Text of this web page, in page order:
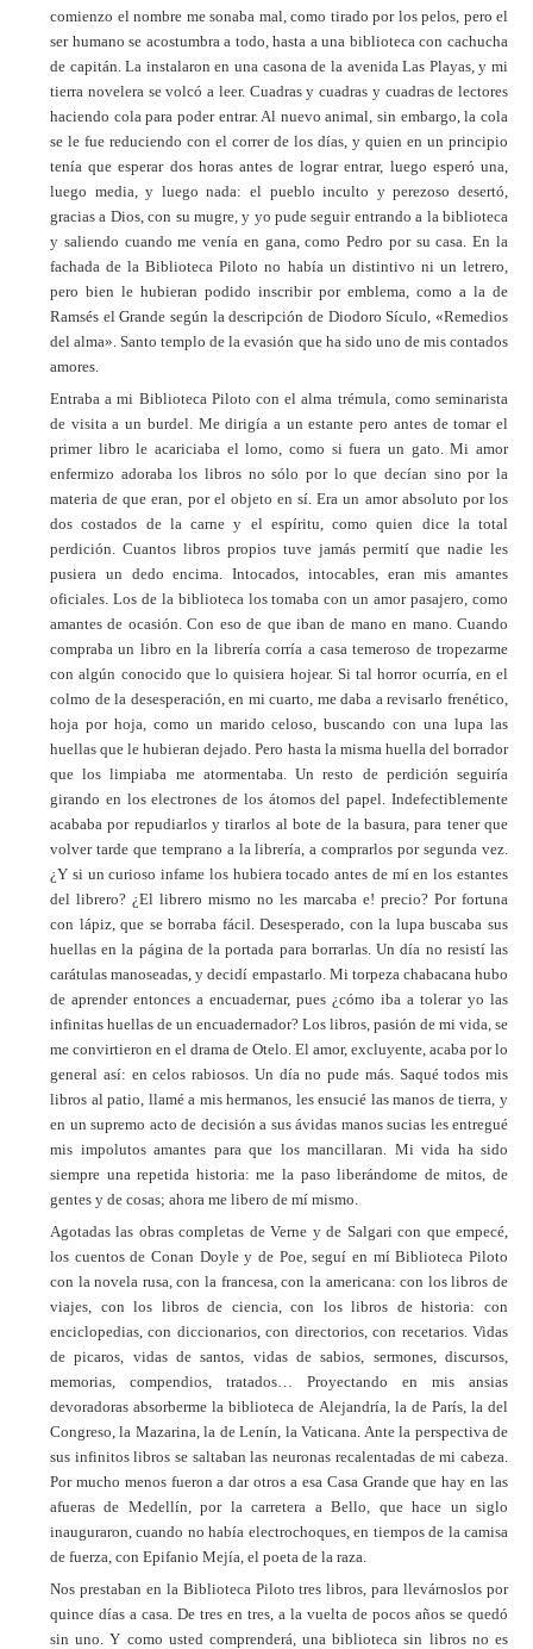
comienzo el nombre me sonaba mal, como tirado por los pelos, pero el
ser humano se acostumbra a todo, hasta a una biblioteca con cachucha
de capitán. La instalaron en una casona de la avenida Las Playas, y mi
tierra novelera se volcó a leer. Cuadras y cuadras y cuadras de lectores
haciendo cola para poder entrar. Al nuevo animal, sin embargo, la cola
se le fue reduciendo con el correr de los días, y quien en un principio
tenía que esperar dos horas antes de lograr entrar, luego esperó una,
luego media, y luego nada: el pueblo inculto y perezoso desertó,
gracias a Dios, con su mugre, y yo pude seguir entrando a la biblioteca
y saliendo cuando me venía en gana, como Pedro por su casa. En la
fachada de la Biblioteca Piloto no había un distintivo ni un letrero,
pero bien le hubieran podido inscribir por emblema, como a la de
Ramsés el Grande según la descripción de Diodoro Sículo, «Remedios
del alma». Santo templo de la evasión que ha sido uno de mis contados
amores.
Entraba a mi Biblioteca Piloto con el alma trémula, como seminarista
de visita a un burdel. Me dirigía a un estante pero antes de tomar el
primer libro le acariciaba el lomo, como si fuera un gato. Mi amor
enfermizo adoraba los libros no sólo por lo que decían sino por la
materia de que eran, por el objeto en sí. Era un amor absoluto por los
dos costados de la carne y el espíritu, como quien dice la total
perdición. Cuantos libros propios tuve jamás permití que nadie les
pusiera un dedo encima. Intocados, intocables, eran mis amantes
oficiales. Los de la biblioteca los tomaba con un amor pasajero, como
amantes de ocasión. Con eso de que iban de mano en mano. Cuando
compraba un libro en la librería corría a casa temeroso de tropezarme
con algún conocido que lo quisiera hojear. Si tal horror ocurría, en el
colmo de la desesperación, en mi cuarto, me daba a revisarlo frenético,
hoja por hoja, como un marido celoso, buscando con una lupa las
huellas que le hubieran dejado. Pero hasta la misma huella del borrador
que los limpiaba me atormentaba. Un resto de perdición seguiría
girando en los electrones de los átomos del papel. Indefectiblemente
acababa por repudiarlos y tirarlos al bote de la basura, para tener que
volver tarde que temprano a la librería, a comprarlos por segunda vez.
¿Y si un curioso infame los hubiera tocado antes de mí en los estantes
del librero? ¿El librero mismo no les marcaba e! precio? Por fortuna
con lápiz, que se borraba fácil. Desesperado, con la lupa buscaba sus
huellas en la página de la portada para borrarlas. Un día no resistí las
carátulas manoseadas, y decidí empastarlo. Mi torpeza chabacana hubo
de aprender entonces a encuadernar, pues ¿cómo iba a tolerar yo las
infinitas huellas de un encuadernador? Los libros, pasión de mi vida, se
me convirtieron en el drama de Otelo. El amor, excluyente, acaba por lo
general así: en celos rabiosos. Un día no pude más. Saqué todos mis
libros al patio, llamé a mis hermanos, les ensucié las manos de tierra, y
en un supremo acto de decisión a sus ávidas manos sucias les entregué
mis impolutos amantes para que los mancillaran. Mi vida ha sido
siempre una repetida historia: me la paso liberándome de mitos, de
gentes y de cosas; ahora me libero de mí mismo.
Agotadas las obras completas de Verne y de Salgari con que empecé,
los cuentos de Conan Doyle y de Poe, seguí en mí Biblioteca Piloto
con la novela rusa, con la francesa, con la americana: con los libros de
viajes, con los libros de ciencia, con los libros de historia: con
enciclopedias, con diccionarios, con directorios, con recetarios. Vidas
de picaros, vidas de santos, vidas de sabios, sermones, discursos,
memorias, compendios, tratados… Proyectando en mis ansias
devoradoras absorberme la biblioteca de Alejandría, la de París, la del
Congreso, la Mazarina, la de Lenín, la Vaticana. Ante la perspectiva de
sus infinitos libros se saltaban las neuronas recalentadas de mi cabeza.
Por mucho menos fueron a dar otros a esa Casa Grande que hay en las
afueras de Medellín, por la carretera a Bello, que hace un siglo
inauguraron, cuando no había electrochoques, en tiempos de la camisa
de fuerza, con Epifanio Mejía, el poeta de la raza.
Nos prestaban en la Biblioteca Piloto tres libros, para llevárnoslos por
quince días a casa. De tres en tres, a la vuelta de pocos años se quedó
sin uno. Y como usted comprenderá, una biblioteca sin libros no es